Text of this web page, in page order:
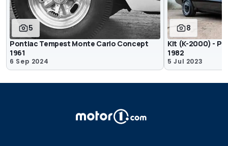
5
Pontiac Tempest Monte Carlo Concept
1961
6 Sep 2024
8
Kit (K-2000) -
1982
5 Jul 2023